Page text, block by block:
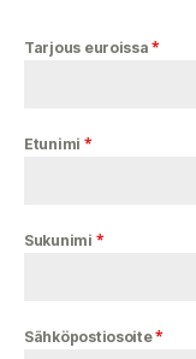
Tarjous euroissa*
Etunimi *
Sukunimi *
Sähköpostiosoite*